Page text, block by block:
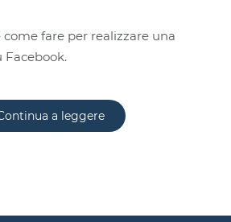
fare per realizzare una
Facebook.
a leggere